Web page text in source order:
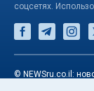
соцсетях.
© NEWSru.co.il: